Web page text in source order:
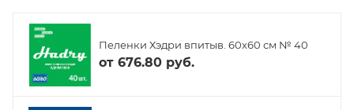
Пеленки Хэдри впитыв. 60х60 см № 40
от 676.80 руб.